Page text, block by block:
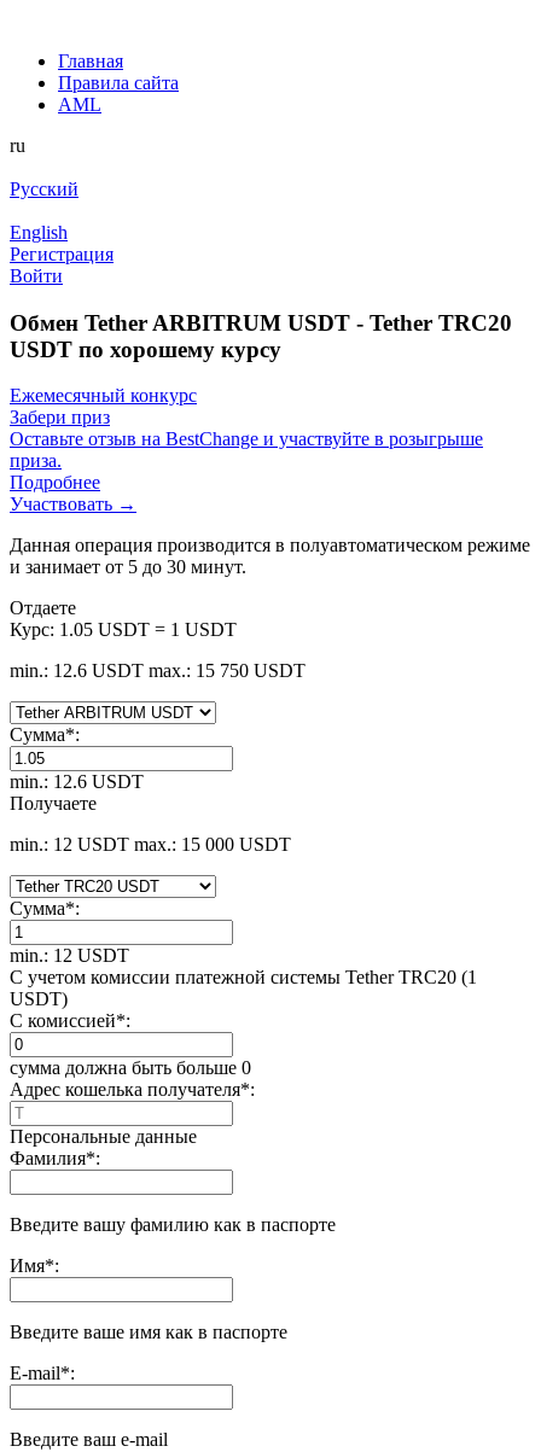
Главная
Правила сайта
AML
ru
Русский
English
Регистрация
Войти
Обмен Tether ARBITRUM USDT - Tether TRC20
USDT по хорошему курсу
Ежемесячный конкурс
Забери приз
Оставьте отзыв на BestChange и участвуйте в розыгрыше
приза.
Подробнее
Участвовать →
Данная операция производится в полуавтоматическом режиме
и занимает от 5 до 30 минут.
Отдаете
Курс: 1.05 USDT = 1 USDT
min.: 12.6 USDT max.: 15 750 USDT
Сумма*:
min.: 12.6 USDT
Получаете
min.: 12 USDT max.: 15 000 USDT
Сумма*:
min.: 12 USDT
С учетом комиссии платежной системы Tether TRC20 (1
USDT)
С комиссией*:
сумма должна быть больше 0
Адрес кошелька получателя*:
Персональные данные
Фамилия*:
Введите вашу фамилию как в паспорте
Имя*:
Введите ваше имя как в паспорте
E-mail*:
Введите ваш e-mail